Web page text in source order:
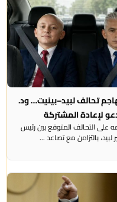
تحالف لبيد–بينيت… ود.
لإعادة المشتركة
التحالف المتوقع بين رئيس
بالتزامن مع تصاعد ...